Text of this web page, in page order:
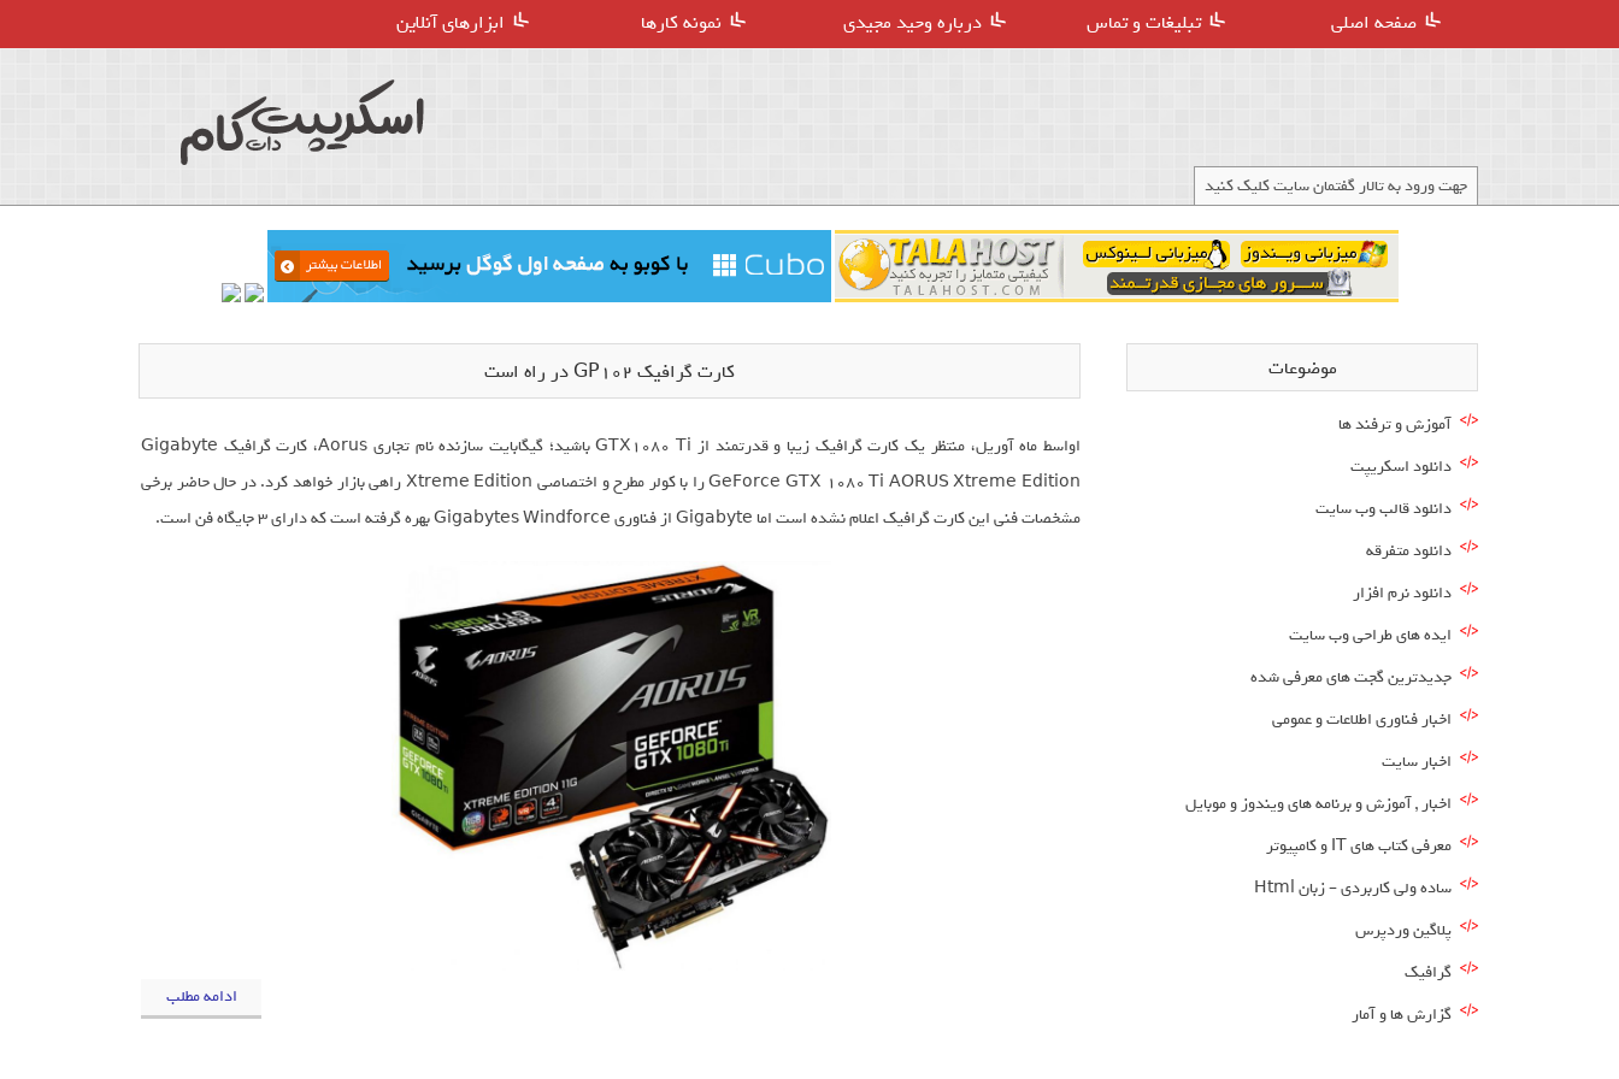
صفحه اصلی تبلیغات و تماس درباره وحید مجیدی نمونه کارها ابزارهای آنلاین
جهت ورود به تالار گفتمان سایت کلیک کنید
کارت گرافیک GP102 در راه است
اواسط ماه آوریل، منتظر یک کارت گرافیک زیبا و قدرتمند از GTX1080 Ti باشید؛ گیگابایت سازنده نام تجاری Aorus، کارت گرافیک Gigabyte
GeForce GTX 1080 Ti AORUS Xtreme Edition را با کولر مطرح و اختصاصی Xtreme Edition راهی بازار خواهد کرد. در حال حاضر برخی
مشخصات فنی این کارت گرافیک اعلام نشده است اما Gigabyte از فناوری Gigabytes Windforce بهره گرفته است که دارای 3 جایگاه فن است.
ادامه مطلب
موضوعات
آموزش و ترفند ها
دانلود اسکریپت
دانلود قالب وب سایت
دانلود متفرقه
دانلود نرم افزار
ایده های طراحی وب سایت
جدیدترین گجت های معرفی شده
اخبار فناوری اطلاعات و عمومی
اخبار سایت
اخبار , آموزش و برنامه های ویندوز و موبایل
معرفی کتاب های IT و کامپیوتر
ساده ولی کاربردی – زبان Html
پلاگین وردپرس
گرافیک
گزارش ها و آمار